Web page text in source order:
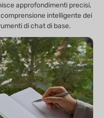
approfondimenti precisi,
intelligente dei
di chat di base.